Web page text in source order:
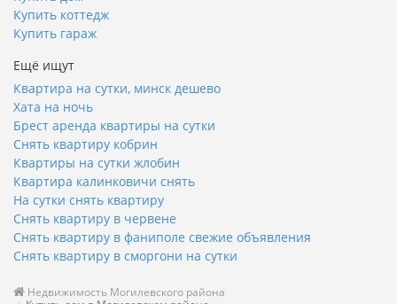
Купить коттедж
Купить гараж
Ещё ищут
Квартира на сутки, минск дешево
Хата на ночь
Брест аренда квартиры на сутки
Снять квартиру кобрин
Квартиры на сутки жлобин
Квартира калинковичи снять
На сутки снять квартиру
Снять квартиру в червене
Снять квартиру в фаниполе свежие объявления
Снять квартиру в сморгони на сутки
Недвижимость Могилевского района